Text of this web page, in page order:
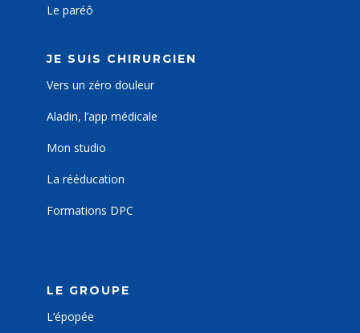
Le paréô
JE SUIS CHIRURGIEN
Vers un zéro douleur
Aladin, l’app médicale
Mon studio
La rééducation
Formations DPC
LE GROUPE
L’épopée